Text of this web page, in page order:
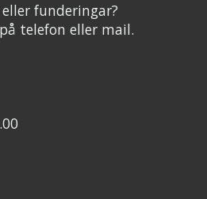
funderingar?
telefon eller mail.